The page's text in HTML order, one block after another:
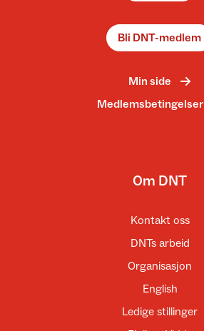
Bli DNT-medlem
Min side
Medlemsbetingelser
Om DNT
Kontakt oss
DNTs arbeid
Organisasjon
English
Ledige stillinger